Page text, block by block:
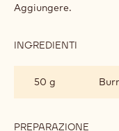
Aggiungere.
INGREDIENTI
ARANCE
ROSSE
50 g
PREPARAZIONE